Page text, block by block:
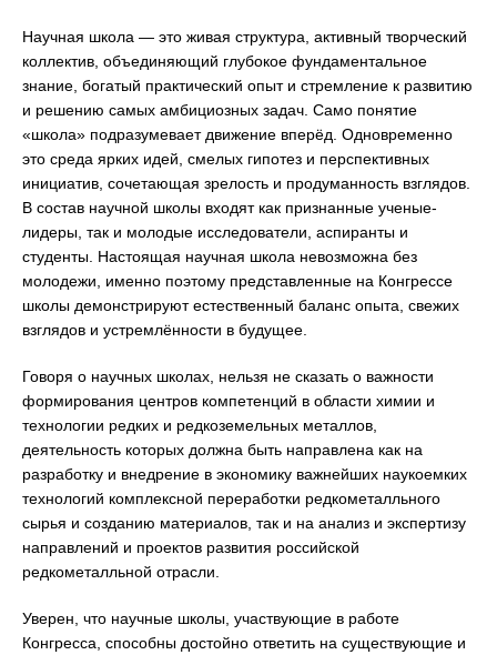
Научная школа — это живая структура, активный творческий
коллектив, объединяющий глубокое фундаментальное
знание, богатый практический опыт и стремление к развитию
и решению самых амбициозных задач. Само понятие
«школа» подразумевает движение вперёд. Одновременно
это среда ярких идей, смелых гипотез и перспективных
инициатив, сочетающая зрелость и продуманность взглядов.
В состав научной школы входят как признанные ученые-
лидеры, так и молодые исследователи, аспиранты и
студенты. Настоящая научная школа невозможна без
молодежи, именно поэтому представленные на Конгрессе
школы демонстрируют естественный баланс опыта, свежих
взглядов и устремлённости в будущее.
Говоря о научных школах, нельзя не сказать о важности
формирования центров компетенций в области химии и
технологии редких и редкоземельных металлов,
деятельность которых должна быть направлена как на
разработку и внедрение в экономику важнейших наукоемких
технологий комплексной переработки редкометалльного
сырья и созданию материалов, так и на анализ и экспертизу
направлений и проектов развития российской
редкометалльной отрасли.
Уверен, что научные школы, участвующие в работе
Конгресса, способны достойно ответить на существующие и